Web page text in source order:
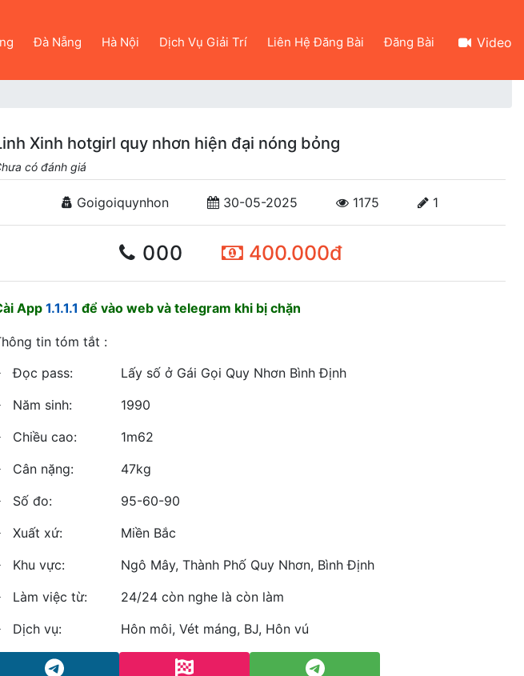
Đà Nẵng Hà Nội Dịch Vụ Giải Trí Liên Hệ Đăng Bài Đăng Bài
Video
Xinh hotgirl quy nhơn hiện đại nóng bỏng
có đánh giá
Goigoiquynhon 30-05-2025 1175 1
000 400.000đ
App1.1.1.1 để vào web và telegram khi bị chặn
tin tóm tắt :
Đọc pass:
Lấy số ở Gái Gọi Quy Nhơn Bình Định
Năm sinh:
1990
Chiều cao:
1m62
Cân nặng:
47kg
Số đo:
95-60-90
Xuất xứ:
Miền Bắc
Khu vực:
Ngô Mây, Thành Phố Quy Nhơn, Bình Định
Làm việc từ:
24/24 còn nghe là còn làm
Dịch vụ:
Hôn môi, Vét máng, BJ, Hôn vú